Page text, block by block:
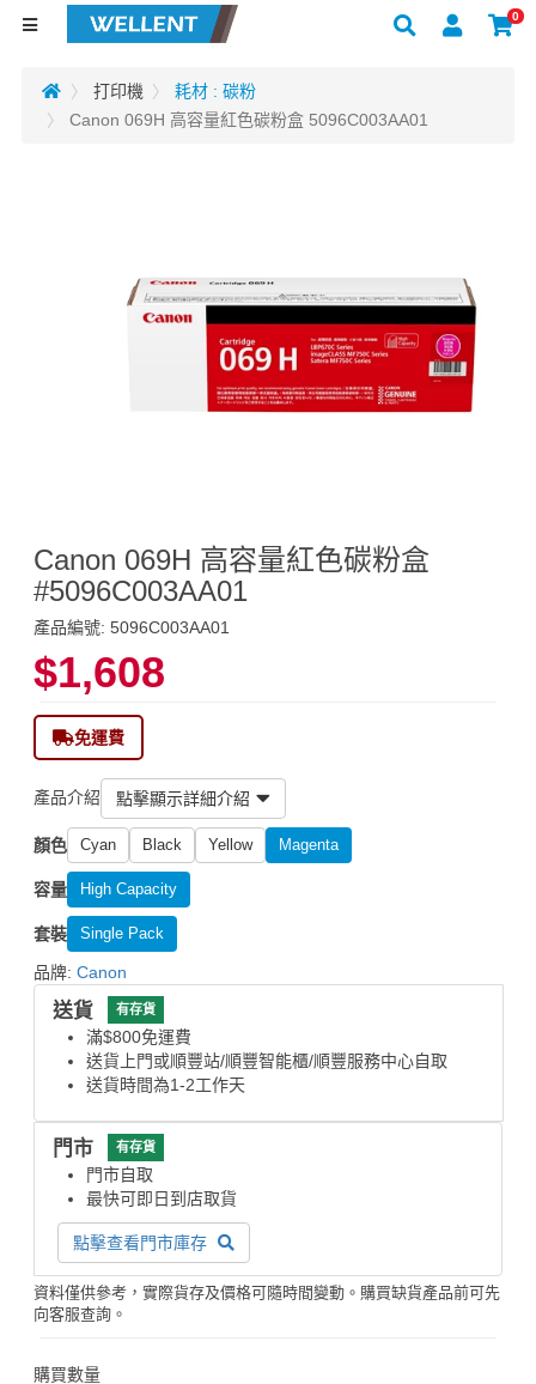
0
打印機
耗材 : 碳粉
Canon 069H 高容量紅色碳粉盒 5096C003AA01
Canon 069H 高容量紅色碳粉盒
#5096C003AA01
產品編號: 5096C003AA01
$1,608
免運費
產品介紹 點擊顯示詳細介紹
顏色 Cyan Black Yellow Magenta
容量 High Capacity
套裝 Single Pack
品牌: Canon
送貨 有存貨
滿$800免運費
送貨上門或順豐站/順豐智能櫃/順豐服務中心自取
送貨時間為1-2工作天
門市 有存貨
門市自取
最快可即日到店取貨
點擊查看門市庫存
資料僅供參考，實際貨存及價格可隨時間變動。購買缺貨產品前可先
向客服查詢。
購買數量